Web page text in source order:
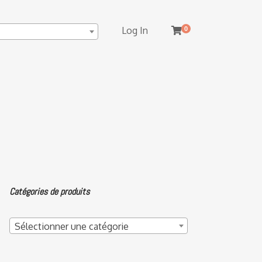
Log In 0
Catégories de produits
Sélectionner une catégorie